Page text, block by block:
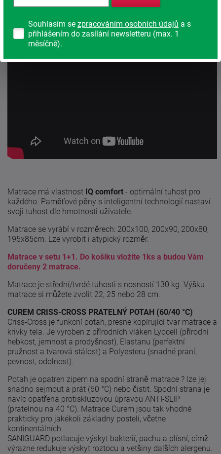
Matrace má vlastnost IQ comfort - optimální tuhost pro
každého. Paměťové pěny s inteligentní technologií nastaví
svoji tuhost dle hmotnosti uživatele.
Matrace se vyrábí v rozměrech: 200x100, 200x90, 200x80,
195x85cm. Lze vyrobit i atypický rozměr.
Matrace v setu 1+1. Do košíku vložíte 1ks a budou Vám
doručeny 2 matrace.
Matrace je střední/tvrdé tuhosti s nosností 130 kg. Výšku
matrace si můžete zvolit 22, 25 nebo 28 cm.
CUREM CRISS-CROSS PRATELNÝ POTAH (60/40 °C)
Criss-Cross je funkcní potah, presne kopírující tvar matrace a
krivky tela. Je vyroben z přírodních vláken Lyocell (přírodní
hebkost, jemnost a prodyšnost), Elastanu (perfektní
pružnost a tvarová stálost) a Polyesteru (snadné praní,
pevnost, odolnost).
Potah je opatren zipem na spodní straně matrace ? lze jej
snadno sejmout a prát (60 °C) nebo čistit. Spodní strana je
navíc opatřena protiskluzovou úpravou ANTI-SLIP
(pratelnou na 40 °C). Matrace Curem jsou tak vhodné
prakticky pro jakékoli základny postelí, včetne
kontinentálních.
SANIGUARD potlacuje výskyt bakterií, pachu a plísní, címž
výrazne redukuje výskyt roztocu a vetšiny dalších alergenu.
Souhlasím se zpracováním osobních údajů a s
přihlášením do zasílání newsletteru (max. 1
měsíčně).